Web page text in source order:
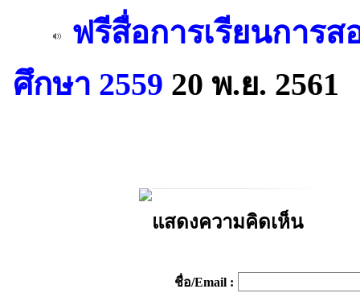
ฟรีสื่อการเรียนการ
ศึกษา 2559 20 พ.ย. 2561
แสดงความคิดเห็น
ชื่อ/Email :